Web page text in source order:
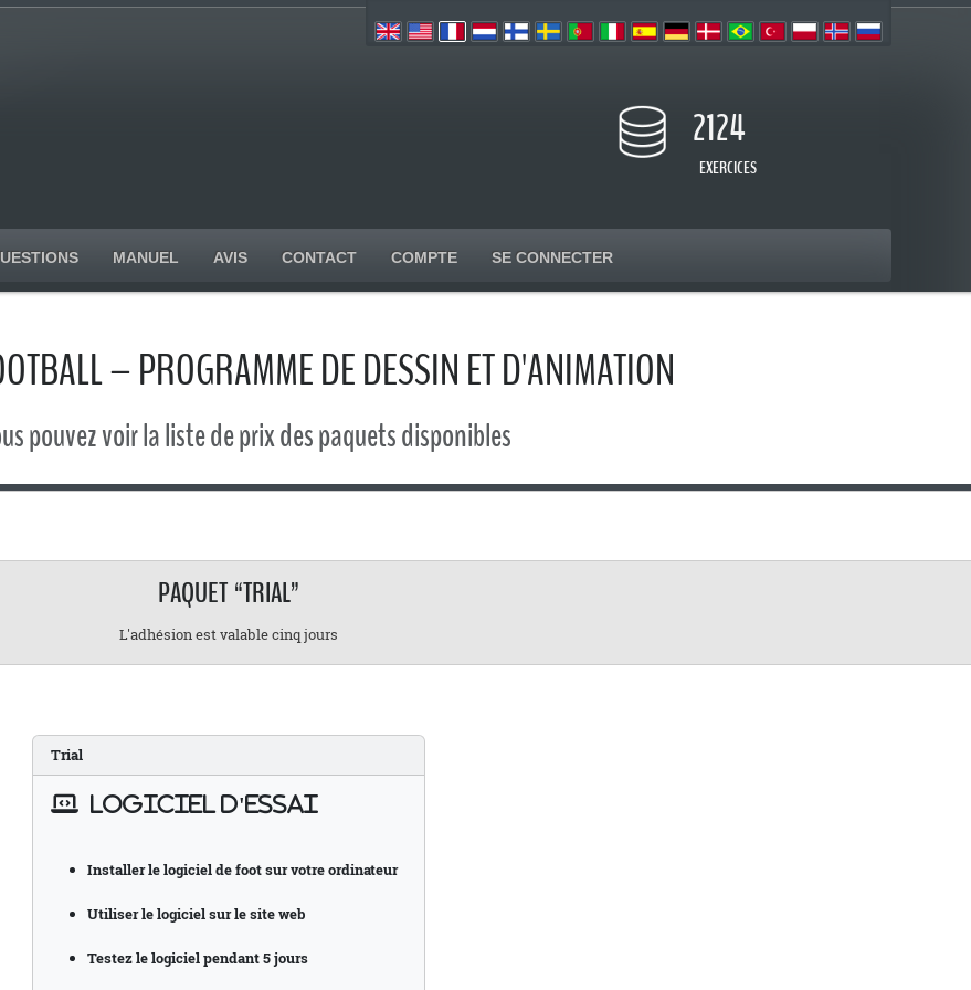
2124
EXERCICES
MANUEL AVIS CONTACT COMPTE SE CONNECTER
– PROGRAMME DE DESSIN ET D'ANIMATION
pouvez voir la liste de prix des paquets disponibles
PAQUET “TRIAL”
L'adhésion est valable cinq jours
Trial
LOGICIEL D'ESSAI
Installer le logiciel de foot sur votre ordinateur
Utiliser le logiciel sur le site web
Testez le logiciel pendant 5 jours